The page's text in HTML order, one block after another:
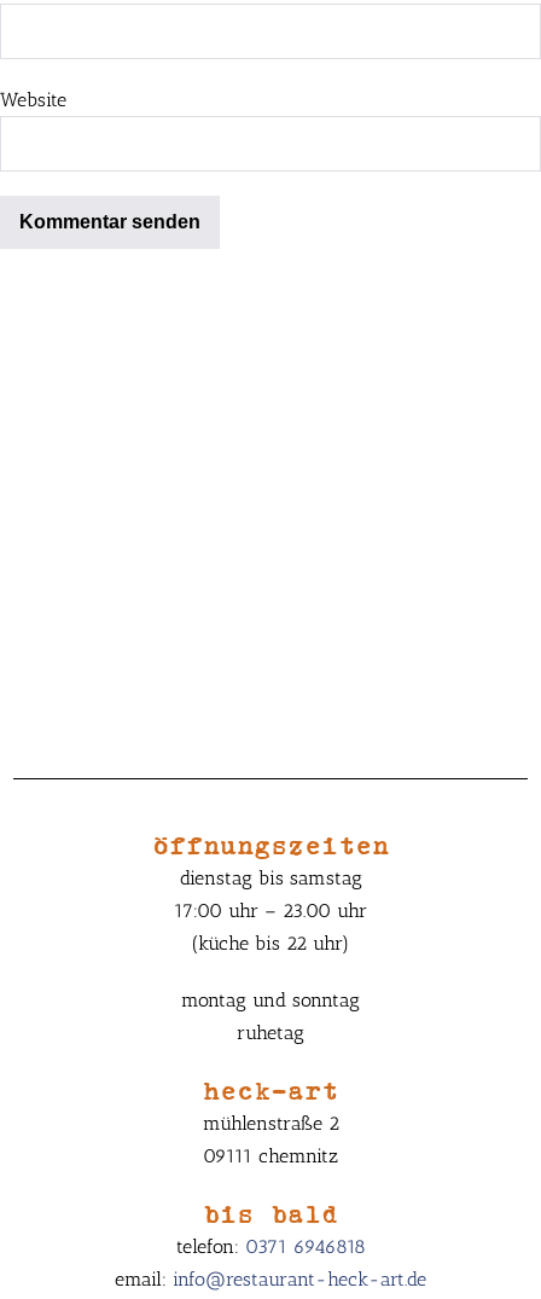
Website
öffnungszeiten
dienstag bis samstag
17:00 uhr – 23.00 uhr
(küche bis 22 uhr)
montag und sonntag
ruhetag
heck-art
mühlenstraße 2
09111 chemnitz
bis bald
telefon: 0371 6946818
email: info@restaurant-heck-art.de